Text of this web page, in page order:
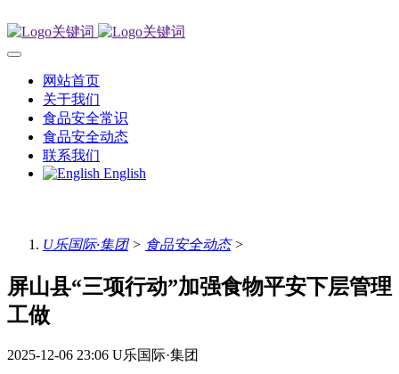
网站首页
关于我们
食品安全常识
食品安全动态
联系我们
English
U乐国际·集团> 食品安全动态>
屏山县“三项行动”加强食物平安下层管理
工做
2025-12-06 23:06 U乐国际·集团